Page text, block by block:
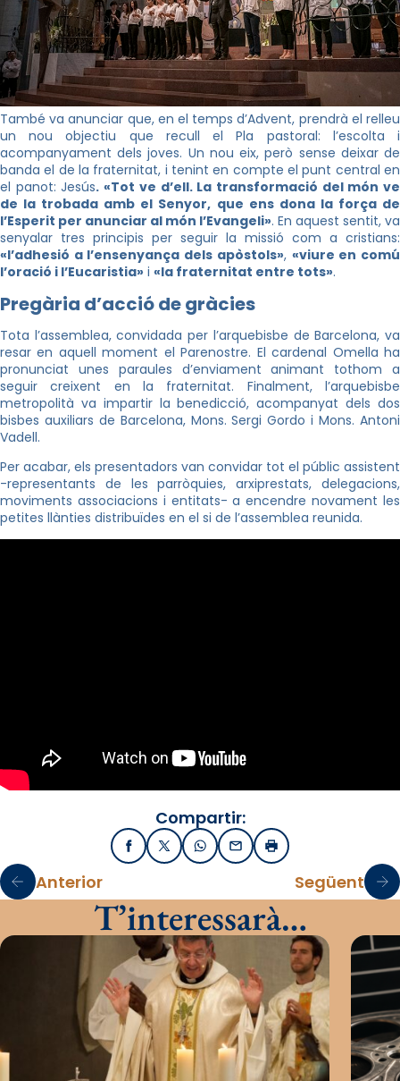
També va anunciar que, en el temps d’Advent, prendrà el relleu
un nou objectiu que recull el Pla pastoral: l’escolta i
acompanyament dels joves. Un nou eix, però sense deixar de
banda el de la fraternitat, i tenint en compte el punt central en
el panot: Jesús.«Tot ve d’ell. La transformació del món ve
de la trobada amb el Senyor, que ens dona la força de
l’Esperit per anunciar al món l’Evangeli». En aquest sentit, va
senyalar tres principis per seguir la missió com a cristians:
«l’adhesió a l’ensenyança dels apòstols», «viure en comú
l’oració i l’Eucaristia» i «la fraternitat entre tots».
Pregària d’acció de gràcies
Tota l’assemblea, convidada per l’arquebisbe de Barcelona, va
resar en aquell moment el Parenostre. El cardenal Omella ha
pronunciat unes paraules d’enviament animant tothom a
seguir creixent en la fraternitat. Finalment, l’arquebisbe
metropolità va impartir la benedicció, acompanyat dels dos
bisbes auxiliars de Barcelona, Mons. Sergi Gordo i Mons. Antoni
Vadell.
Per acabar, els presentadors van convidar tot el públic assistent
-representants de les parròquies, arxiprestats, delegacions,
moviments associacions i entitats- a encendre novament les
petites llànties distribuïdes en el si de l’assemblea reunida.
Compartir:
FacebookX / TwitterWhatsApp
EmailImprimir
Anterior Següent
T’interessarà…